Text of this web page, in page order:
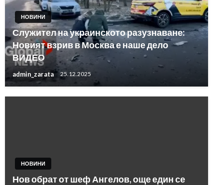
НОВИНИ
Служител на украинското разузнаване:
Новият взрив в Москва е наше дело
ВИДЕО
admin_zarata 25.12.2025
НОВИНИ
Нов обрат от шеф Ангелов, още един се